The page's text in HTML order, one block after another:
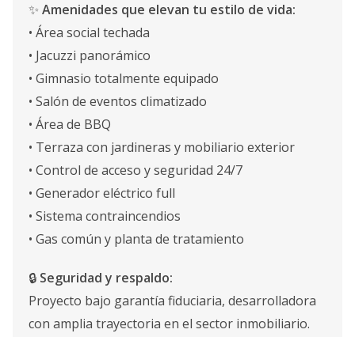
✨ Amenidades que elevan tu estilo de vida:
• Área social techada
• Jacuzzi panorámico
• Gimnasio totalmente equipado
• Salón de eventos climatizado
• Área de BBQ
• Terraza con jardineras y mobiliario exterior
• Control de acceso y seguridad 24/7
• Generador eléctrico full
• Sistema contraincendios
• Gas común y planta de tratamiento
🔒 Seguridad y respaldo:
Proyecto bajo garantía fiduciaria, desarrolladora
con amplia trayectoria en el sector inmobiliario.